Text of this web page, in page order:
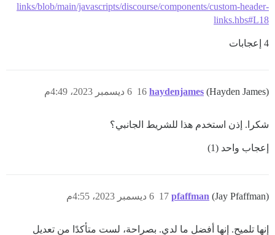
links/blob/main/javascripts/discourse/components/custom-header-
links.hbs#L18
4 إعجابات
haydenjames (Hayden James) 6 ديسمبر 2023، 4:49م 16
شكرا. إذن استخدم هذا للشريط الجانبي؟
إعجاب واحد (1)
pfaffman (Jay Pfaffman) 6 ديسمبر 2023، 4:55م 17
إنها تلميح. إنها أفضل ما لدي. بصراحة، لست متأكدًا من تعديل